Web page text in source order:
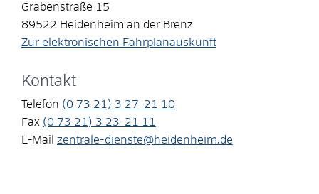
Grabenstraße 15
89522 Heidenheim an der Brenz
Zur elektronischen Fahrplanauskunft
Kontakt
Telefon (0 73 21) 3 27-21
10
Fax (0 73 21) 3 23-21
11
E-Mail zentrale-dienste@heidenheim.de